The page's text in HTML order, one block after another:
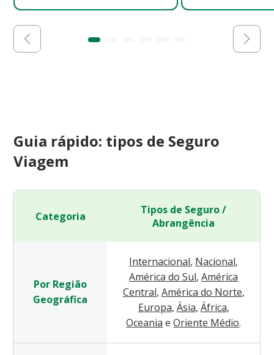
Guia rápido: tipos de Seguro
Viagem
Categoria
Tipos de Seguro /
Abrangência
Por Região
Geográfica
Internacional, Nacional,
América do Sul, América
Central, América do Norte,
Europa, Ásia, África,
Oceania e Oriente Médio.